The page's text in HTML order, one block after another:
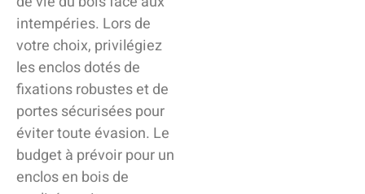
intempéries. Lors de
votre choix, privilégiez
les enclos dotés de
fixations robustes et de
portes sécurisées pour
éviter toute évasion. Le
budget à prévoir pour un
enclos en bois de